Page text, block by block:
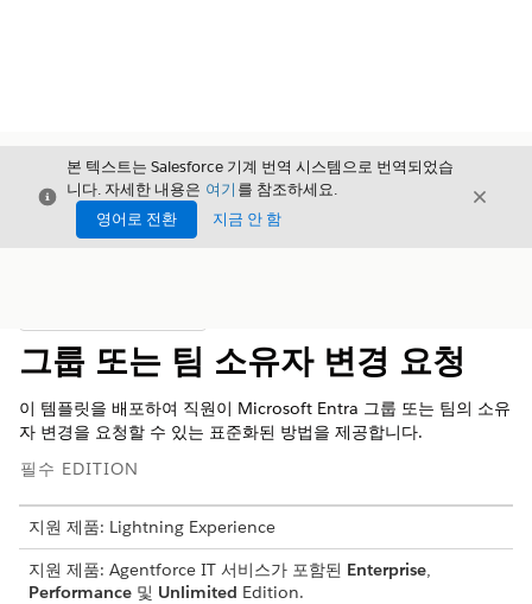
닫기
본 텍스트는 Salesforce 기계 번역 시스템으로 번역되었습
니다. 자세한 내용은 여기 를 참조하세요.
영어로 전환
지금 안 함
닫기
그룹 또는 팀 소유자 변경 요청
이 템플릿을 배포하여 직원이 Microsoft Entra 그룹 또는 팀의 소유
자 변경을 요청할 수 있는 표준화된 방법을 제공합니다.
필수 EDITION
지원 제품: Lightning Experience
지원 제품: Agentforce IT 서비스가 포함된 Enterprise,
Performance 및 Unlimited Edition.